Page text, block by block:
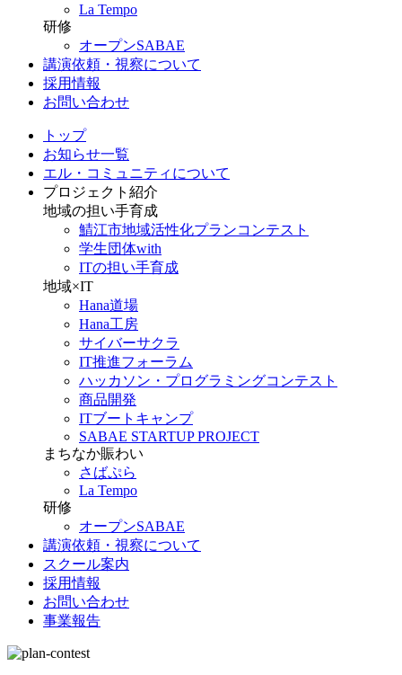
La Tempo
研修
オープンSABAE
講演依頼・視察について
採用情報
お問い合わせ
トップ
お知らせ一覧
エル・コミュニティについて
プロジェクト紹介
地域の担い手育成
鯖江市地域活性化プランコンテスト
学生団体with
ITの担い手育成
地域×IT
Hana道場
Hana工房
サイバーサクラ
IT推進フォーラム
ハッカソン・プログラミングコンテスト
商品開発
ITブートキャンプ
SABAE STARTUP PROJECT
まちなか賑わい
さばぷら
La Tempo
研修
オープンSABAE
講演依頼・視察について
スクール案内
採用情報
お問い合わせ
事業報告